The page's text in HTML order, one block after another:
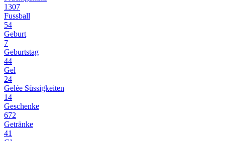
1307
Fussball
54
Geburt
7
Geburtstag
44
Gel
24
Gelée Süssigkeiten
14
Geschenke
672
Getränke
41